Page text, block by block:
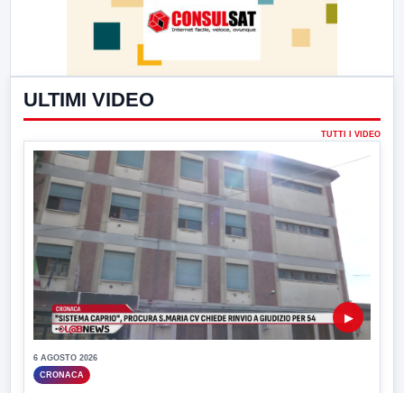
ULTIMI VIDEO
TUTTI I VIDEO
▶
6 AGOSTO 2026
CRONACA